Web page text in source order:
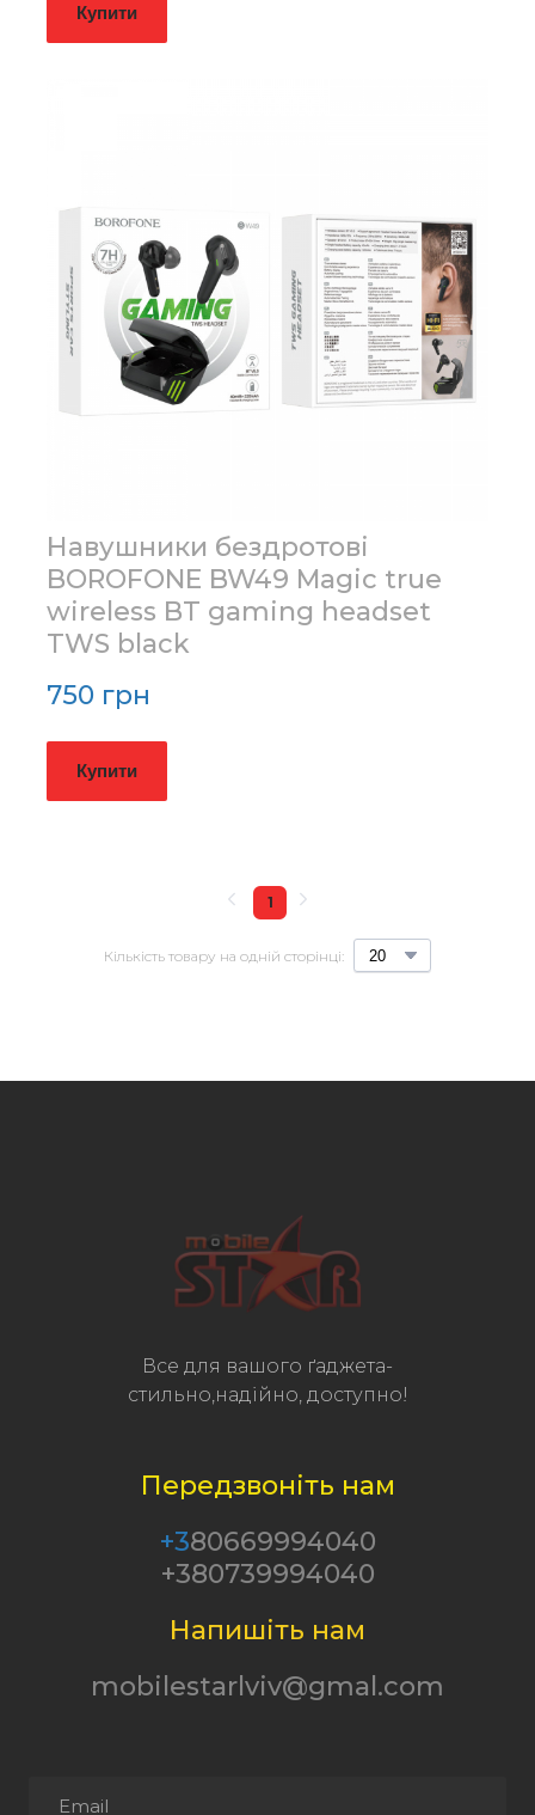
Купити
Навушники бездротові
BOROFONE BW49 Magic true
wireless BT gaming headset
TWS black
750 грн
Купити
Кількість товару на одній сторінці:
1
Все для вашого ґаджета-
стильно,надійно, доступно!
Передзвоніть нам
+380669994040
+380739994040
Напишіть нам
mobilestarlviv@gmal.com